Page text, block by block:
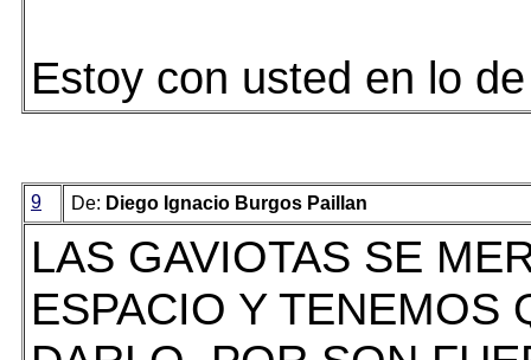
Estoy con usted en lo
9 De: Diego Ignacio Burgos Paillan
LAS GAVIOTAS SE
ESPACIO Y TENEMOS